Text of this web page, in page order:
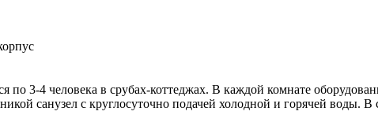
по 3-4 человека в срубах-коттеджах. В каждой комнате
санузел с круглосуточно подачей холодной и горячей воды. В